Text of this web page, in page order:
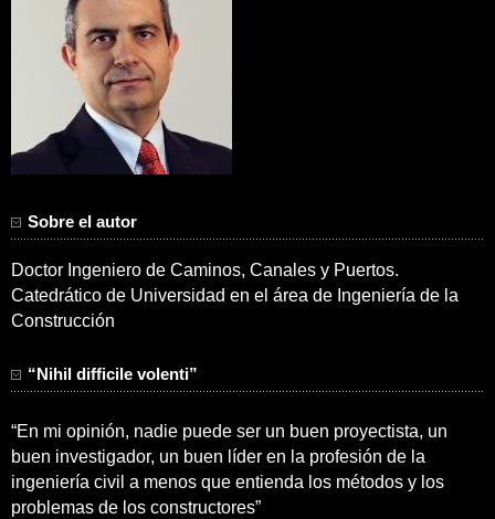
Sobre el autor
Doctor Ingeniero de Caminos, Canales y Puertos.
Catedrático de Universidad en el área de Ingeniería de la
Construcción
“Nihil difficile volenti”
“En mi opinión, nadie puede ser un buen proyectista, un
buen investigador, un buen líder en la profesión de la
ingeniería civil a menos que entienda los métodos y los
problemas de los constructores”